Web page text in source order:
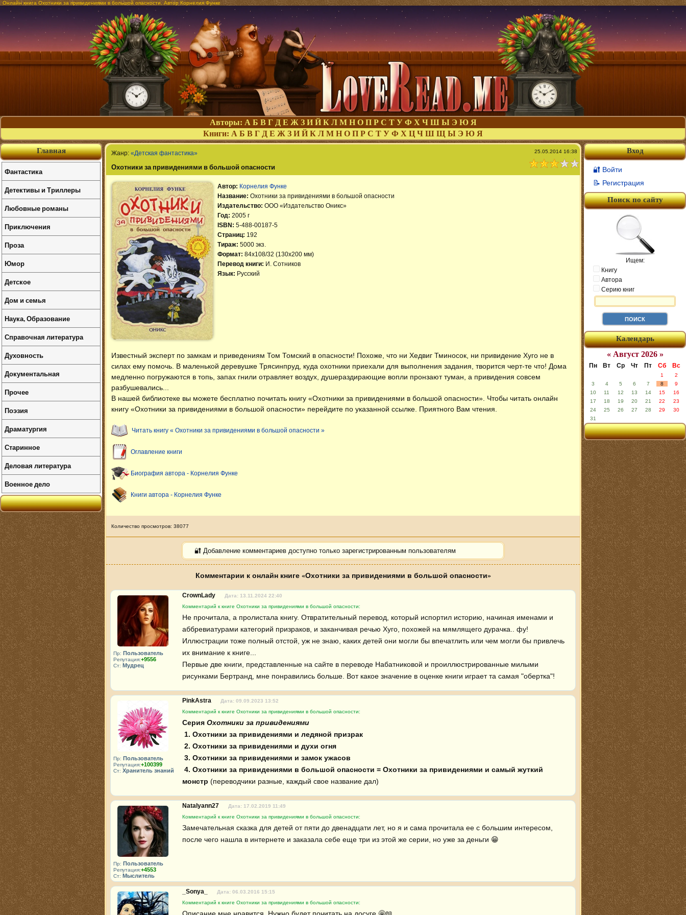
Онлайн книга Охотники за привидениями в большой опасности. Автор Корнелия Функе
Авторы: А Б В Г Д Е Ж З И Й К Л М Н О П Р С Т У Ф Х Ч Ш Ы Э Ю Я
Книги: А Б В Г Д Е Ж З И Й К Л М Н О П Р С Т У Ф Х Ц Ч Ш Щ Ы Э Ю Я
Жанр: «Детская фантастика»
Охотники за привидениями в большой опасности
25.05.2014 16:38
Автор: Корнелия Функе
Название: Охотники за привидениями в большой опасности
Издательство: ООО «Издательство Оникс»
Год: 2005 г
ISBN: 5-488-00187-5
Страниц: 192
Тираж: 5000 экз.
Формат: 84x108/32 (130х200 мм)
Перевод книги: И. Сотников
Язык: Русский
Известный эксперт по замкам и приведениям Том Томский в опасности! Похоже, что ни Хедвиг Тминосок, ни привидение Хуго не в
силах ему помочь. В маленькой деревушке Трясинпруд, куда охотники приехали для выполнения задания, творится черт-те что! Дома
медленно погружаются в топь, запах гнили отравляет воздух, душераздирающие вопли пронзают туман, а привидения совсем
разбушевались...
В нашей библиотеке вы можете бесплатно почитать книгу «Охотники за привидениями в большой опасности» . Чтобы читать онлайн
книгу «Охотники за привидениями в большой опасности» перейдите по указанной ссылке. Приятного Вам чтения.
Читать книгу « Охотники за привидениями в большой опасности »
Оглавление книги
Биография автора - Корнелия Функе
Книги автора - Корнелия Функе
Количество просмотров: 38077
🔐 Добавление комментариев доступно только зарегистрированным пользователям
Комментарии к онлайн книге «Охотники за привидениями в большой опасности»
Пр: Пользователь
Репутация:+9556
Ст: Мудрец
CrownLady
Дата: 13.11.2024 22:40
Комментарий к книге Охотники за привидениями в большой опасности:
Не прочитала, а пролистала книгу. Отвратительный перевод, который испортил историю, начиная именами и
аббревиатурами категорий призраков, и заканчивая речью Хуго, похожей на мямлящего дурачка.. фу!
Иллюстрации тоже полный отстой, уж не знаю, каких детей они могли бы впечатлить или чем могли бы привлечь
их внимание к книге...
Первые две книги, представленные на сайте в переводе Набатниковой и проиллюстрированные милыми
рисунками Бертранд, мне понравились больше. Вот какое значение в оценке книги играет та самая "обертка"!
Пр: Пользователь
Репутация:+100399
Ст: Хранитель знаний
PinkAstra
Дата: 09.09.2023 13:52
Комментарий к книге Охотники за привидениями в большой опасности:
Серия Охотники за привидениями
1. Охотники за привидениями и ледяной призрак
2. Охотники за привидениями и духи огня
3. Охотники за привидениями и замок ужасов
4. Охотники за привидениями в большой опасности = Охотники за привидениями и самый жуткий
монстр (переводчики разные, каждый свое название дал)
Пр: Пользователь
Репутация:+4553
Ст: Мыслитель
Natalyann27
Дата: 17.02.2019 11:49
Комментарий к книге Охотники за привидениями в большой опасности:
Замечательная сказка для детей от пяти до двенадцати лет, но я и сама прочитала ее с большим интересом,
после чего нашла в интернете и заказала себе еще три из этой же серии, но уже за деньги 😁
_Sonya_
Дата: 06.03.2016 15:15
Комментарий к книге Охотники за привидениями в большой опасности:
Вход
🔐 Войти
📝 Регистрация
Поиск по сайту
Ищем:
Книгу
Автора
Серию книг
Календарь
« Август 2026 »
Пн Вт Ср Чт Пт Сб Вс
1
2
3
4 5 6 7 8
9
10
11 12 13 14 15
16
17
18 19 20 21 22
23
24
25 26 27 28 29
30
31
Главная
Фантастика
Детективы и Триллеры
Любовные романы
Приключения
Проза
Юмор
Детское
Дом и семья
Наука, Образование
Справочная литература
Духовность
Документальная
Прочее
Поэзия
Драматургия
Старинное
Деловая литература
Военное дело